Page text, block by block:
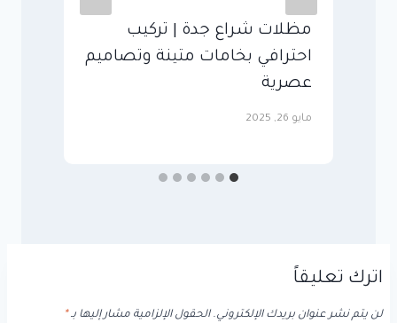
مظلات شراع جدة | تركيب
احترافي بخامات متينة وتصاميم
عصرية
مايو 26, 2025
اترك تعليقاً
لن يتم نشر عنوان بريدك الإلكتروني. الحقول الإلزامية مشار إليها بـ*